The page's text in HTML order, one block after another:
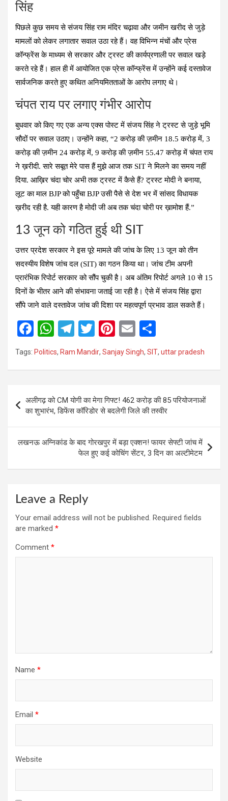
सिंह
पिछले कुछ समय से संजय सिंह राम मंदिर चढ़ावा और जमीन खरीद से जुड़े
मामलों को लेकर लगातार सवाल उठा रहे हैं। वह विभिन्न मंचों और प्रेस
कॉन्फ्रेंस के माध्यम से सरकार और ट्रस्ट की कार्यप्रणाली पर सवाल खड़े
करते रहे हैं। हाल ही में आयोजित एक प्रेस कॉन्फ्रेंस में उन्होंने कई दस्तावेज
सार्वजनिक करते हुए कथित अनियमितताओं के आरोप लगाए थे।
चंपत राय पर लगाए गंभीर आरोप
बुधवार को किए गए एक अन्य एक्स पोस्ट में संजय सिंह ने ट्रस्ट से जुड़े भूमि
सौदों पर सवाल उठाए। उन्होंने कहा, “2 करोड़ की ज़मीन 18.5 करोड़ में, 3
करोड़ की ज़मीन 24 करोड़ में, 9 करोड़ की ज़मीन 55.47 करोड़ में चंपत राय
ने ख़रीदी. सारे सबूत मेरे पास हैं मुझे आज तक SIT ने मिलने का समय नहीं
दिया. आख़िर चंदा चोर अभी तक ट्रस्ट में कैसे हैं? ट्रस्ट मोदी ने बनाया,
लूट का माल BJP को पहुँचा BJP उसी पैसे से देश भर में सांसद विधायक
ख़रीद रही है. यही कारण है मोदी जी अब तक चंदा चोरी पर ख़ामोश हैं.”
13 जून को गठित हुई थी SIT
उत्तर प्रदेश सरकार ने इस पूरे मामले की जांच के लिए 13 जून को तीन
सदस्यीय विशेष जांच दल (SIT) का गठन किया था। जांच टीम अपनी
प्रारंभिक रिपोर्ट सरकार को सौंप चुकी है। अब अंतिम रिपोर्ट अगले 10 से 15
दिनों के भीतर आने की संभावना जताई जा रही है। ऐसे में संजय सिंह द्वारा
सौंपे जाने वाले दस्तावेज जांच की दिशा पर महत्वपूर्ण प्रभाव डाल सकते हैं।
F
a
ce
o
o
k
W
h
at
A
p
p
T
el
e
a
m
T
wi
tt
Pi
nt
er
t
E
m
ail
h
ar
Tags: Politics, Ram Mandir, Sanjay Singh, SIT, uttar pradesh
navigation
अलीगढ़ को CM योगी का मेगा गिफ्ट! 462 करोड़ की 85 परियोजनाओं
का शुभारंभ, डिफेंस कॉरिडोर से बदलेगी जिले की तस्वीर
लखनऊ अग्निकांड के बाद गोरखपुर में बड़ा एक्शन! फायर सेफ्टी जांच में
फेल हुए कई कोचिंग सेंटर, 3 दिन का अल्टीमेटम
Leave a Reply
Your email address will not be published. Required fields
are marked *
Comment *
Name *
Email *
Website